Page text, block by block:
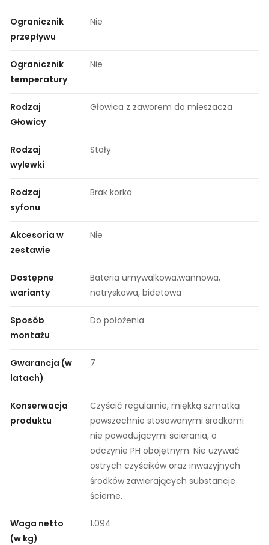
Ogranicznik
przepływu
Nie
Ogranicznik
temperatury
Nie
Rodzaj
Głowicy
Głowica z zaworem do mieszacza
Rodzaj
wylewki
Stały
Rodzaj
syfonu
Brak korka
Akcesoria w
zestawie
Nie
Dostępne
warianty
Bateria umywalkowa,wannowa,
natryskowa, bidetowa
Sposób
montażu
Do położenia
Gwarancja (w
latach)
7
Konserwacja
produktu
Czyścić regularnie, miękką szmatką
powszechnie stosowanymi środkami
nie powodującymi ścierania, o
odczynie PH obojętnym. Nie używać
ostrych czyścików oraz inwazyjnych
środków zawierających substancje
ścierne.
Waga netto
(w kg)
1.094